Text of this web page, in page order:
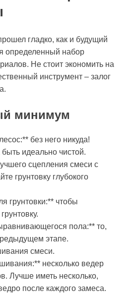
гладко, как и будущий
определенный набор
Не стоит экономить на
инструмент – залог
минимум
без него никуда!
идеально чистой.
сцепления смеси с
грунтовку глубокого
грунтовки:** чтобы
пола:** то,
этапе.
смеси.
несколько ведер
Лучше иметь несколько,
после каждого замеса.